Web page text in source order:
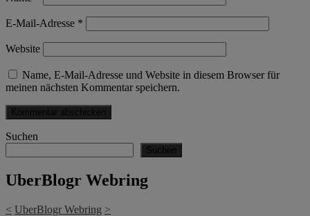
E-Mail-Adresse *
Website
Name, E-Mail-Adresse und Website in diesem Browser für
meinen nächsten Kommentar speichern.
Suchen
Suchen
UberBlogr Webring
< UberBlogr Webring >